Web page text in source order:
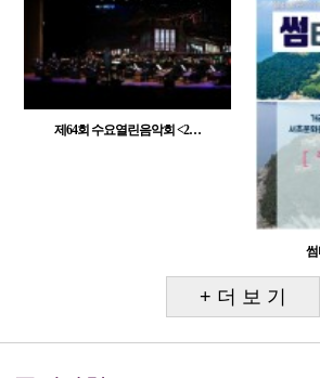
제64회 수요열린음악회 <2…
+ 더 보 기